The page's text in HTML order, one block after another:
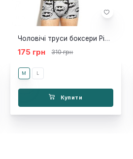
Чоловічі труси боксери Pink Hero Бетмен сірий
175 грн 310 грн
M L
Купити